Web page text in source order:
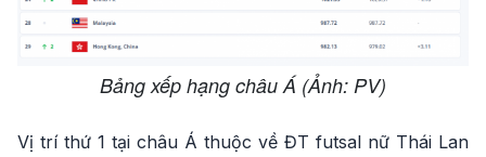
Bảng xếp hạng châu Á (Ảnh: PV)
Vị trí thứ 1 tại châu Á thuộc về ĐT futsal nữ Thái Lan